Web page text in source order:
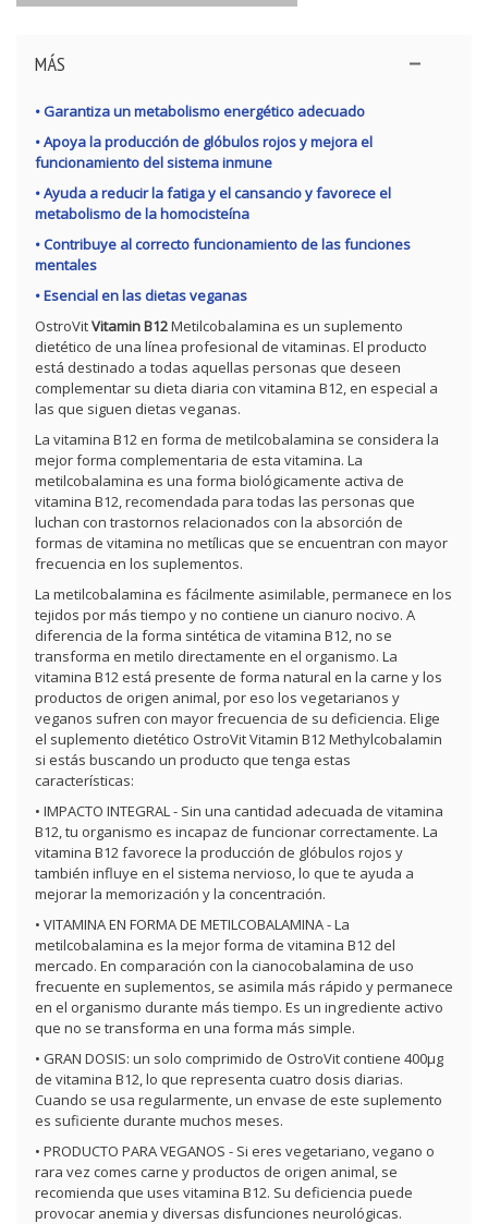
MÁS
• Garantiza un metabolismo energético adecuado
• Apoya la producción de glóbulos rojos y mejora el
funcionamiento del sistema inmune
• Ayuda a reducir la fatiga y el cansancio y favorece el
metabolismo de la homocisteína
• Contribuye al correcto funcionamiento de las funciones
mentales
• Esencial en las dietas veganas
OstroVitVitamin B12Metilcobalamina es un suplemento
dietético de una línea profesional de vitaminas. El producto
está destinado a todas aquellas personas que deseen
complementar su dieta diaria con vitamina B12, en especial a
las que siguen dietas veganas.
La vitamina B12 en forma de metilcobalamina se considera la
mejor forma complementaria de esta vitamina. La
metilcobalamina es una forma biológicamente activa de
vitamina B12, recomendada para todas las personas que
luchan con trastornos relacionados con la absorción de
formas de vitamina no metílicas que se encuentran con mayor
frecuencia en los suplementos.
La metilcobalamina es fácilmente asimilable, permanece en los
tejidos por más tiempo y no contiene un cianuro nocivo. A
diferencia de la forma sintética de vitamina B12, no se
transforma en metilo directamente en el organismo. La
vitamina B12 está presente de forma natural en la carne y los
productos de origen animal, por eso los vegetarianos y
veganos sufren con mayor frecuencia de su deficiencia. Elige
el suplemento dietético OstroVit Vitamin B12 Methylcobalamin
si estás buscando un producto que tenga estas
características:
• IMPACTO INTEGRAL - Sin una cantidad adecuada de vitamina
B12, tu organismo es incapaz de funcionar correctamente. La
vitamina B12 favorece la producción de glóbulos rojos y
también influye en el sistema nervioso, lo que te ayuda a
mejorar la memorización y la concentración.
• VITAMINA EN FORMA DE METILCOBALAMINA - La
metilcobalamina es la mejor forma de vitamina B12 del
mercado. En comparación con la cianocobalamina de uso
frecuente en suplementos, se asimila más rápido y permanece
en el organismo durante más tiempo. Es un ingrediente activo
que no se transforma en una forma más simple.
• GRAN DOSIS: un solo comprimido de OstroVit contiene 400µg
de vitamina B12, lo que representa cuatro dosis diarias.
Cuando se usa regularmente, un envase de este suplemento
es suficiente durante muchos meses.
• PRODUCTO PARA VEGANOS - Si eres vegetariano, vegano o
rara vez comes carne y productos de origen animal, se
recomienda que uses vitamina B12. Su deficiencia puede
provocar anemia y diversas disfunciones neurológicas.